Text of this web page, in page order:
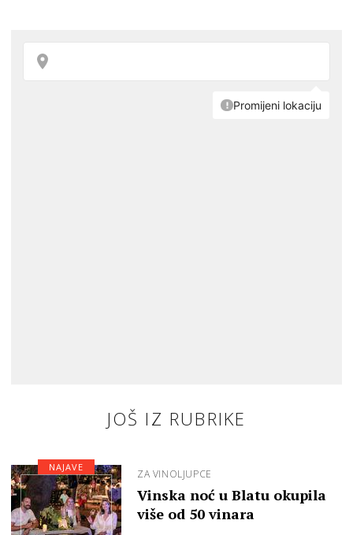
JOŠ IZ RUBRIKE
ZA VINOLJUPCE
Vinska noć u Blatu okupila
više od 50 vinara
NAJAVE